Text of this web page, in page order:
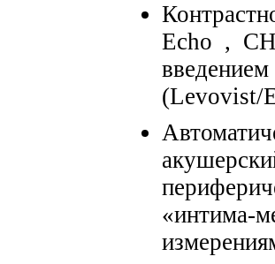
Echo ,
(Levovist/
«интима-